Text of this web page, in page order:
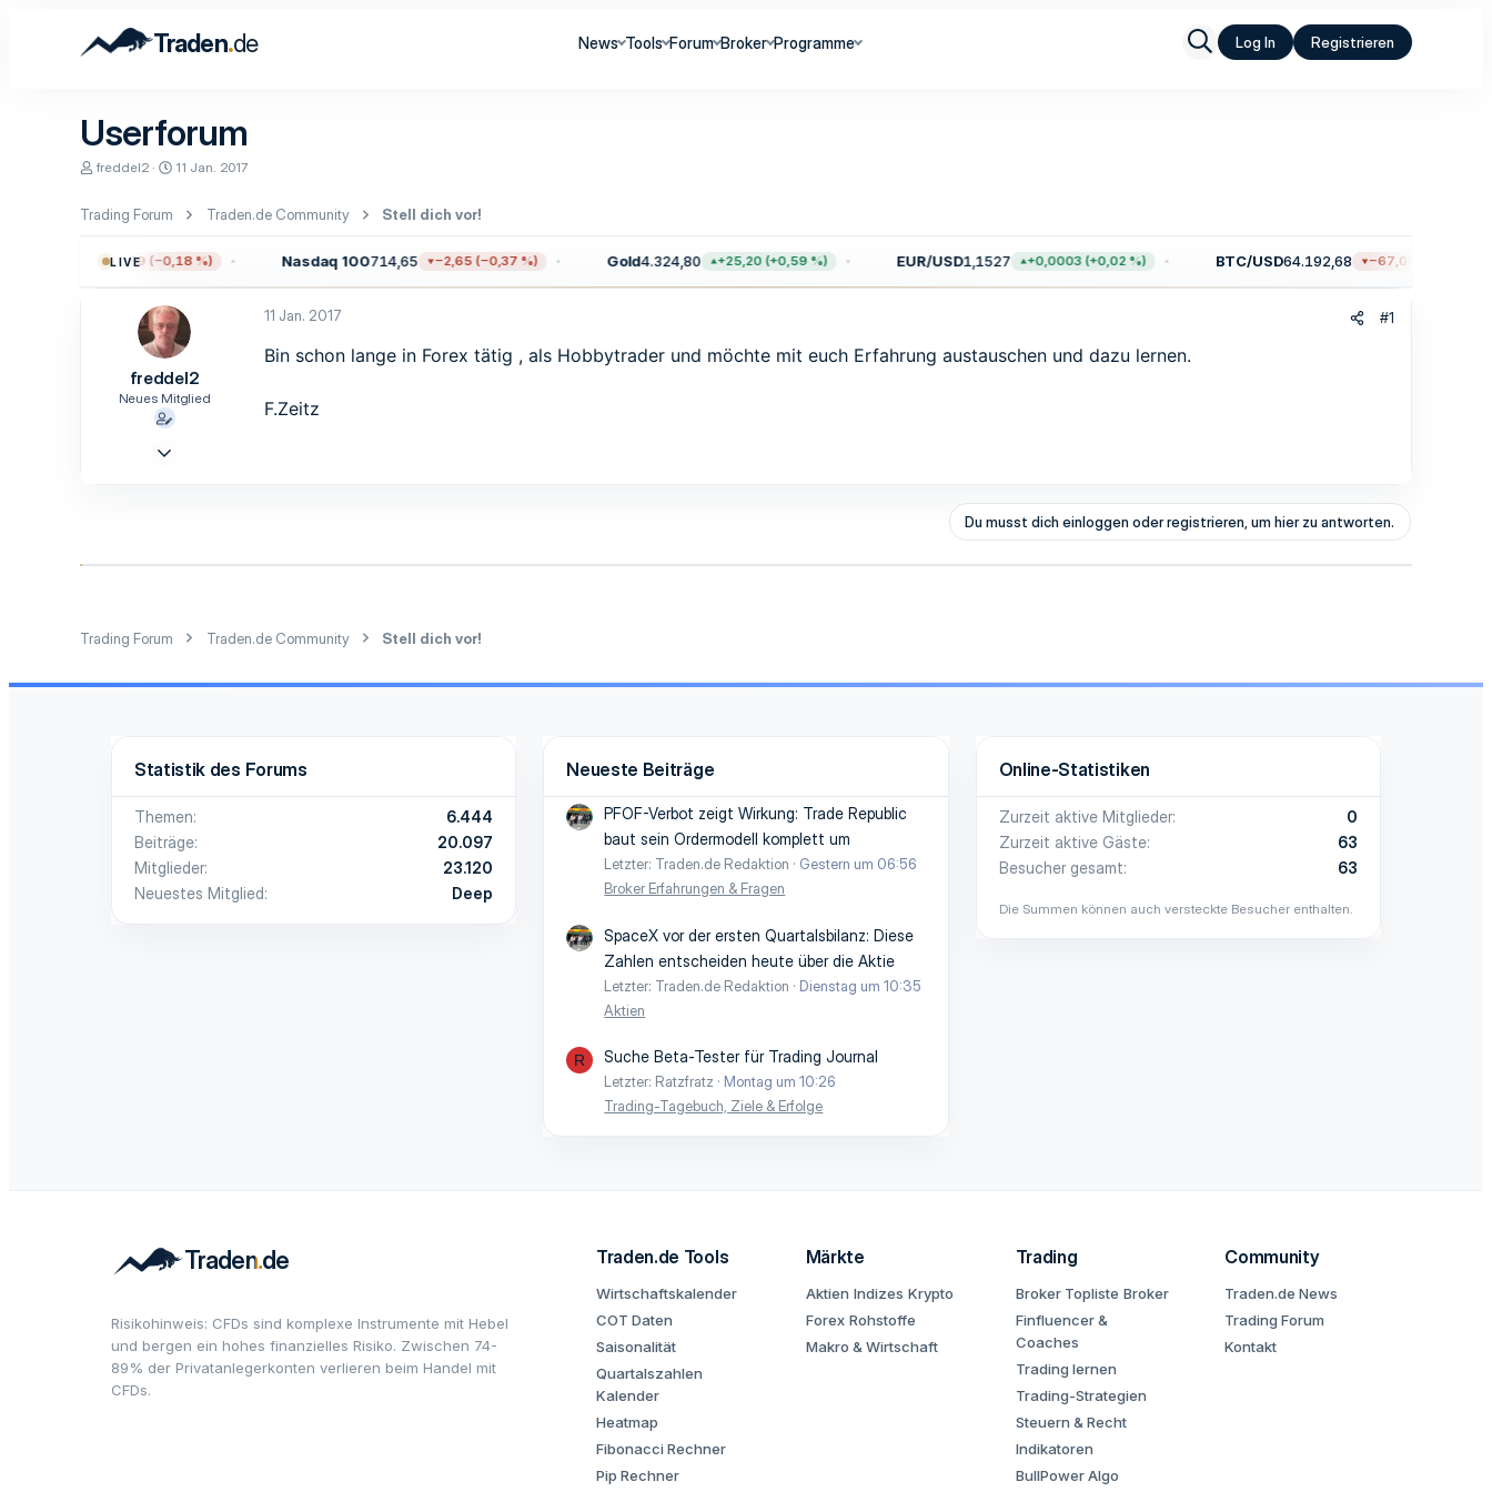
Traden.de News Tools Forum Broker Programme Log In Registrieren
Userforum
E
t
e
freddel2
E
l
t
a
m
11 Jan. 2017
Trading Forum Traden.de Community Stell dich vor!
LIVE
−13,59 (−0,18 %) Nasdaq 100714,65 −2,65 (−0,37 %) Gold4.324,80 +25,20 (+0,59 %) EUR/USD1,1527 +0,0003 (+0,02 %) BTC/USD64.192,68 −67,00 (−0,10 %)
freddel2
Neues Mitglied
11 Jan. 2017 #1
Bin schon lange in Forex tätig , als Hobbytrader und möchte mit euch Erfahrung austauschen und dazu lernen.
F.Zeitz
Du musst dich einloggen oder registrieren, um hier zu antworten.
Trading Forum Traden.de Community Stell dich vor!
Statistik des Forums
Themen
6.444
Beiträge
20.097
Mitglieder
23.120
Neuestes Mitglied
Deep
Neueste Beiträge
PFOF-Verbot zeigt Wirkung: Trade Republic
baut sein Ordermodell komplett um
Letzter: Traden.de Redaktion
Gestern um 06:56
Broker Erfahrungen & Fragen
SpaceX vor der ersten Quartalsbilanz: Diese
Zahlen entscheiden heute über die Aktie
Letzter: Traden.de Redaktion
Dienstag um 10:35
Aktien
R Suche Beta-Tester für Trading Journal
Letzter: Ratzfratz
Montag um 10:26
Trading-Tagebuch, Ziele & Erfolge
Online-Statistiken
Zurzeit aktive Mitglieder
0
Zurzeit aktive Gäste
63
Besucher gesamt
63
Die Summen können auch versteckte Besucher enthalten.
Risikohinweis: CFDs sind komplexe Instrumente mit Hebel
und bergen ein hohes finanzielles Risiko. Zwischen 74-
89% der Privatanlegerkonten verlieren beim Handel mit
CFDs.
Traden.de Tools
Wirtschaftskalender
COT Daten
Saisonalität
Quartalszahlen
Kalender
Heatmap
Fibonacci Rechner
Pip Rechner
Märkte
Aktien Indizes Krypto
Forex Rohstoffe
Makro & Wirtschaft
Trading
Broker Topliste Broker
Finfluencer &
Coaches
Trading lernen
Trading-Strategien
Steuern & Recht
Indikatoren
BullPower Algo
Community
Traden.de News
Trading Forum
Kontakt